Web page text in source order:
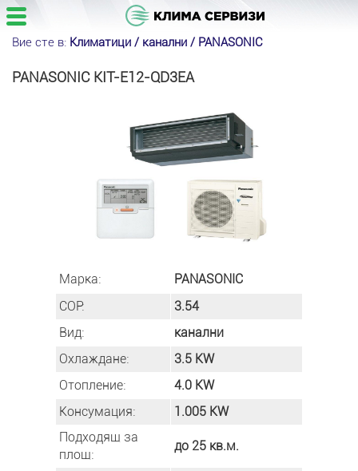
Вие сте в: Климатици / канални / PANASONIC
PANASONIC KIT-E12-QD3EA
Марка:
PANASONIC
COP:
3.54
Вид:
канални
Охлаждане:
3.5 KW
Отопление:
4.0 KW
Консумация:
1.005 KW
Подходящ за
площ:
до 25 кв.м.